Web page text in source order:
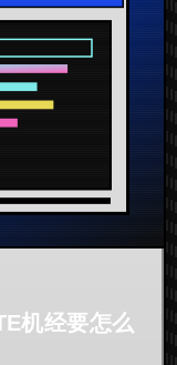
机经要怎么